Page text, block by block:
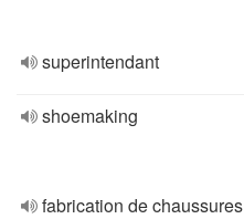
superintendant
shoemaking
fabrication de chaussures